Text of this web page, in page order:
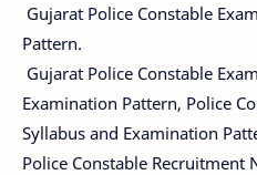
Gujarat Police Constable
Pattern.
Gujarat Police Constable
Examination Pattern, Police
Syllabus and Examination
Police Constable Recruitment